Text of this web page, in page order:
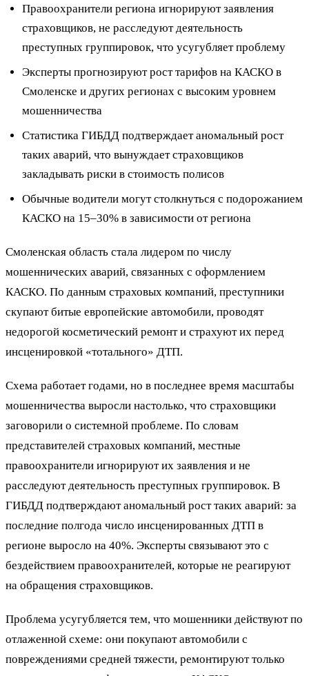
Правоохранители региона игнорируют заявления
страховщиков, не расследуют деятельность
преступных группировок, что усугубляет проблему
Эксперты прогнозируют рост тарифов на КАСКО в
Смоленске и других регионах с высоким уровнем
мошенничества
Статистика ГИБДД подтверждает аномальный рост
таких аварий, что вынуждает страховщиков
закладывать риски в стоимость полисов
Обычные водители могут столкнуться с подорожанием
КАСКО на 15–30% в зависимости от региона
Смоленская область стала лидером по числу
мошеннических аварий, связанных с оформлением
КАСКО. По данным страховых компаний, преступники
скупают битые европейские автомобили, проводят
недорогой косметический ремонт и страхуют их перед
инсценировкой «тотального» ДТП.
Схема работает годами, но в последнее время масштабы
мошенничества выросли настолько, что страховщики
заговорили о системной проблеме. По словам
представителей страховых компаний, местные
правоохранители игнорируют их заявления и не
расследуют деятельность преступных группировок. В
ГИБДД подтверждают аномальный рост таких аварий: за
последние полгода число инсценированных ДТП в
регионе выросло на 40%. Эксперты связывают это с
бездействием правоохранителей, которые не реагируют
на обращения страховщиков.
Проблема усугубляется тем, что мошенники действуют по
отлаженной схеме: они покупают автомобили с
повреждениями средней тяжести, ремонтируют только